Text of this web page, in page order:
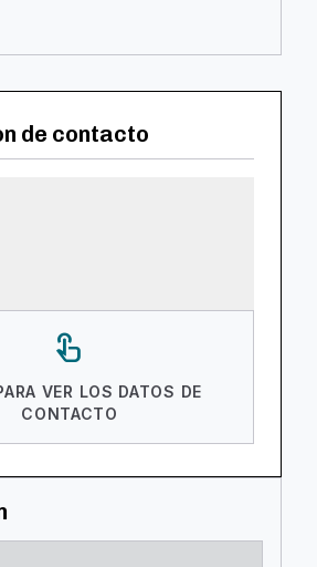
de contacto
touch_app
VER LOS DATOS DE
CONTACTO